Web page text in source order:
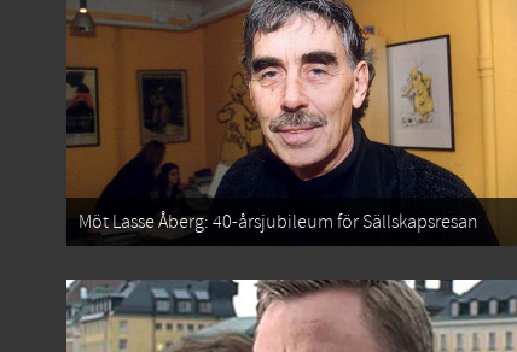
Möt Lasse Åberg: 40-årsjubileum för Sällskapsresan